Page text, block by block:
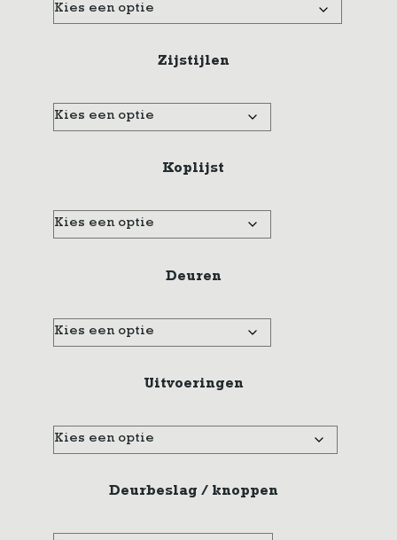
Zijstijlen
Koplijst
Deuren
Uitvoeringen
Deurbeslag / knoppen